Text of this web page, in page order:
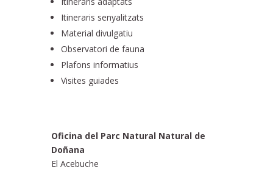
Itineraris senyalitzats
Material divulgatiu
Observatori de fauna
Plafons informatius
Visites guiades
Oficina del Parc Natural Natural de
Doñana
El Acebuche